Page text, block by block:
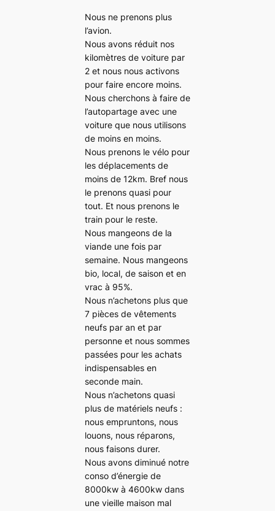
Nous ne prenons plus
l’avion.
Nous avons réduit nos
kilomètres de voiture par
2 et nous nous activons
pour faire encore moins.
Nous cherchons à faire de
l’autopartage avec une
voiture que nous utilisons
de moins en moins.
Nous prenons le vélo pour
les déplacements de
moins de 12km. Bref nous
le prenons quasi pour
tout. Et nous prenons le
train pour le reste.
Nous mangeons de la
viande une fois par
semaine. Nous mangeons
bio, local, de saison et en
vrac à 95%.
Nous n’achetons plus que
7 pièces de vêtements
neufs par an et par
personne et nous sommes
passées pour les achats
indispensables en
seconde main.
Nous n’achetons quasi
plus de matériels neufs :
nous empruntons, nous
louons, nous réparons,
nous faisons durer.
Nous avons diminué notre
conso d’énergie de
8000kw à 4600kw dans
une vieille maison mal